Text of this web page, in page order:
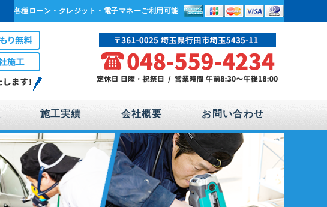
各種ローン・クレジット・電子マネーご利用可能
施工実績 会社概要 お問い合わせ